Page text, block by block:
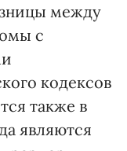
между
с
кодексов
также в
являются